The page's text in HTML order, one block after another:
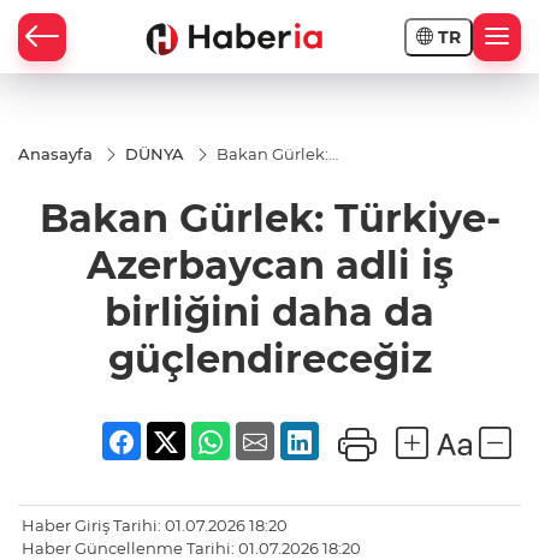
TR
Anasayfa DÜNYA
Bakan Gürlek:
iş birliğini daha
da
Bakan Gürlek: Türkiye-
Azerbaycan adli iş
birliğini daha da
güçlendireceğiz
Haber Giriş Tarihi: 01.07.2026 18:20
Haber Güncellenme Tarihi: 01.07.2026 18:20